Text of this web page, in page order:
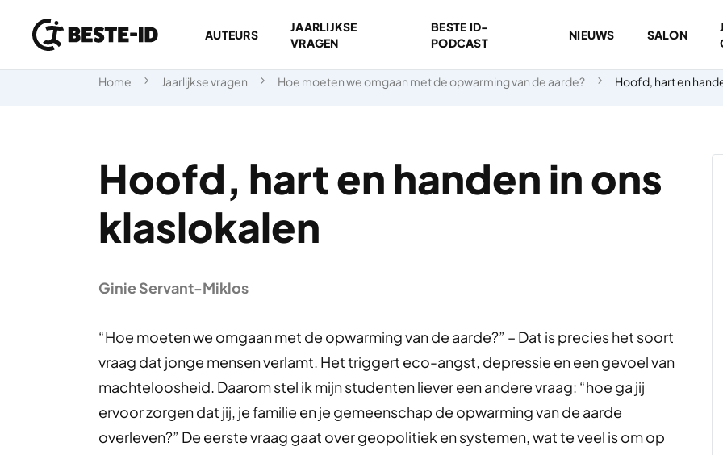
Ga naar inhoud
AUTEURS
JAARLIJKSE
VRAGEN
BESTE ID-
PODCAST
NIEUWS SALON
Home Jaarlijkse vragen Hoe moeten we omgaan met de opwarming van de aarde? Hoofd, hart en
Hoofd, hart en handen in ons
klaslokalen
Ginie Servant-Miklos
“Hoe moeten we omgaan met de opwarming van de aarde?” – Dat is precies het soort
vraag dat jonge mensen verlamt. Het triggert eco-angst, depressie en een gevoel van
machteloosheid. Daarom stel ik mijn studenten liever een andere vraag: “hoe ga jij
ervoor zorgen dat jij, je familie en je gemeenschap de opwarming van de aarde
overleven?” De eerste vraag gaat over geopolitiek en systemen, wat te veel is om op